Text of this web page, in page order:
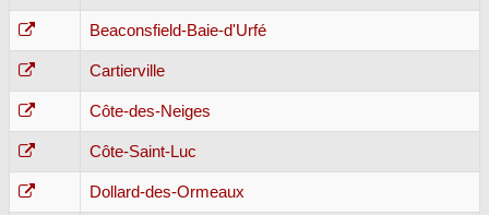
Beaconsfield-Baie-d'Urfé
Cartierville
Côte-des-Neiges
Côte-Saint-Luc
Dollard-des-Ormeaux